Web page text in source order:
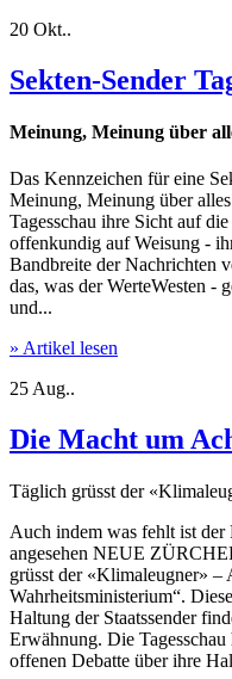
20 Okt..
Sekten-Sender
Meinung, Meinung über
Das Kennzeichen für eine
Meinung, Meinung über
Tagesschau ihre Sicht auf
offenkundig auf Weisung -
Bandbreite der Nachrichten
das, was der WerteWesten
und...
» Artikel lesen
25 Aug..
Die Macht um
Täglich grüsst der
Auch indem was fehlt ist der
angesehen NEUE
grüsst der «Klimaleugner»
Wahrheitsministerium“.
Haltung der Staatssender
Erwähnung. Die
offenen Debatte über ihre